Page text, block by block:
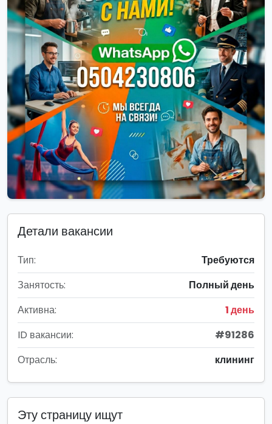
Детали вакансии
Тип:
Требуются
Занятость:
Полный день
Активна:
1 день
ID вакансии:
#91286
Отрасль:
клининг
Эту страницу ищут